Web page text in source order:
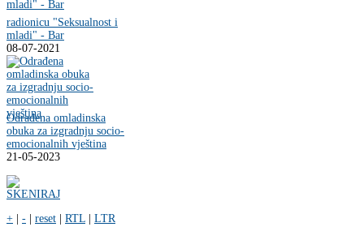
radionicu "Seksualnost i
mladi" - Bar
08-07-2021
Odrađena omladinska
obuka za izgradnju socio-
emocionalnih vještina
21-05-2023
+ | - | reset | RTL | LTR